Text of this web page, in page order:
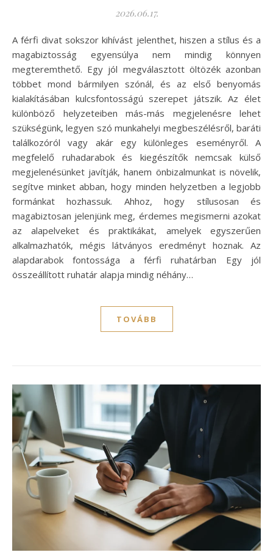
2026.06.17.
A férfi divat sokszor kihívást jelenthet, hiszen a stílus és a
magabiztosság egyensúlya nem mindig könnyen
megteremthető. Egy jól megválasztott öltözék azonban
többet mond bármilyen szónál, és az első benyomás
kialakításában kulcsfontosságú szerepet játszik. Az élet
különböző helyzeteiben más-más megjelenésre lehet
szükségünk, legyen szó munkahelyi megbeszélésről, baráti
találkozóról vagy akár egy különleges eseményről. A
megfelelő ruhadarabok és kiegészítők nemcsak külső
megjelenésünket javítják, hanem önbizalmunkat is növelik,
segítve minket abban, hogy minden helyzetben a legjobb
formánkat hozhassuk. Ahhoz, hogy stílusosan és
magabiztosan jelenjünk meg, érdemes megismerni azokat
az alapelveket és praktikákat, amelyek egyszerűen
alkalmazhatók, mégis látványos eredményt hoznak. Az
alapdarabok fontossága a férfi ruhatárban Egy jól
összeállított ruhatár alapja mindig néhány…
TOVÁBB